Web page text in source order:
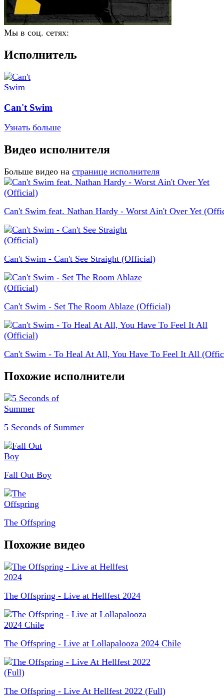
Мы в соц. сетях:
Исполнитель
Can't Swim
Узнать больше
Видео исполнителя
Больше видео на странице исполнителя
Can't Swim feat. Nathan Hardy - Worst Ain't Over Yet
Can't Swim - Can't See Straight (Official)
Can't Swim - Set The Room Ablaze (Official)
Can't Swim - To Heal At All, You Have To Feel It All
Похожие исполнители
5 Seconds of Summer
Fall Out Boy
The Offspring
Похожие видео
The Offspring - Live at Hellfest 2024
The Offspring - Live at Lollapalooza 2024 Chile
The Offspring - Live At Hellfest 2022 (Full)